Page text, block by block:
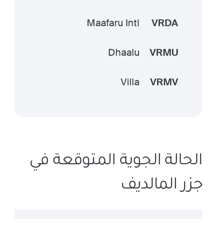
VRDA
Maafaru Intl
VRMU
Dhaalu
VRMV
Villa
الحالة الجوية المتوقعة في
جزر المالديف